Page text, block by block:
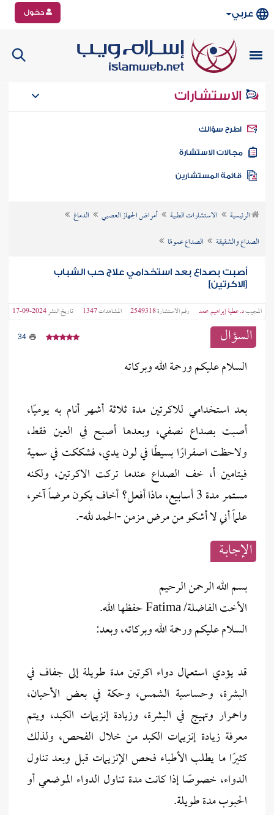
عربي دخول
الاستشارات
سؤالك
الاستشارة
الرئيسية الاستشارات الطبية أمراض الجهاز العصبي
الدماغ
الصداع والشقيقة
الصداع عمومًا
أصبت بصداع بعد استخدامي علاج حب الشباب
[الاكرتين]
المجيبد. عطية إبراهيم محمد رقم الاستشارة2549318 المشاهدات1347 تاريخ النشر2024-09-17
السؤال 34
السلام عليكم ورحمة الله وبركاته
بعد استخدامي للاكرتين مدة ثلاثة أشهر أنام به يوميًا،
أصبت بصداع نصفي، وبعدها أصبح في العين فقط،
ولاحظت اصفرارًا بسيطًا في لون يدي، فشككت في سمية
فيتامين أ، خف الصداع عندما تركت الاكرتين، ولكنه
مستمر مدة 3 أسابيع، ماذا أفعل؟ أخاف يكون مرضاً آخر،
علماً أني لا أشكو من مرض مزمن -الحمد لله-.
الإجابــة
بسم الله الرحمن الرحيم
الأخت الفاضلة/ Fatima حفظها الله.
السلام عليكم ورحمة الله وبركاته، وبعد:
قد يؤدي استعمال دواء اكرتين مدة طويلة إلى جفاف في
البشرة، وحساسية الشمس، وحكة في بعض الأحيان،
واحمرار وتهيج في البشرة، وزيادة إنزيمات الكبد، ويتم
معرفة زيادة إنزيمات الكبد من خلال الفحص، ولذلك
كثيرًا ما يطلب الأطباء فحص الإنزيمات قبل وبعد تناول
الدواء، خصوصًا إذا كانت مدة تناول الدواء الموضعي أو
الحبوب مدة طويلة.